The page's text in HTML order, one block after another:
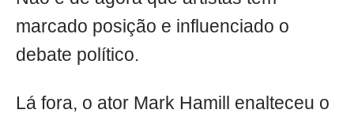
marcado posição e influenciado o
debate político.
Lá fora, o ator Mark Hamill enalteceu o